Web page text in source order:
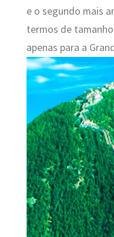
eo segundo mais
termos de
apenas para a